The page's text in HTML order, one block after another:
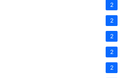
2
2
2
2
2